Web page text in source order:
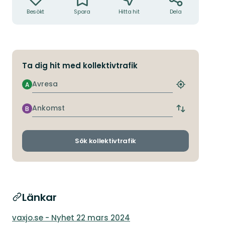
Besökt Spara Hitta hit Dela
Ta dig hit med kollektivtrafik
Avresa
A
Hitta
hållplats
Ankomst
B
Byt
och
Sök kollektivtrafik
Länkar
vaxjo.se - Nyhet 22 mars 2024